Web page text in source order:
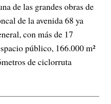
de las grandes obras de
de la avenida 68 ya
con más de 17
público, 166.000 m²
de ciclorruta